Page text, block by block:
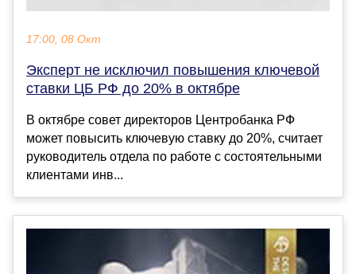
17:00, 08 Окт
Эксперт не исключил повышения ключевой
ставки ЦБ РФ до 20% в октябре
В октябре совет директоров Центробанка РФ
может повысить ключевую ставку до 20%, считает
руководитель отдела по работе с состоятельными
клиентами инв...